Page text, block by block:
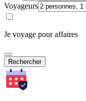
Voyageurs
Je voyage pour affaires
Rechercher